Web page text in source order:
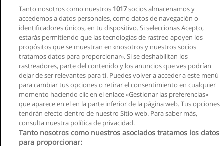
Tanto nosotros como nuestros 1017socios almacenamos y
accedemos a datos personales, como datos de navegación o
identificadores únicos, en tu dispositivo. Si seleccionas Acepto,
estarás permitiendo que las tecnologías de rastreo apoyen los
propósitos que se muestran en «nosotros y nuestros socios
tratamos datos para proporcionar». Si se deshabilitan los
rastreadores, parte del contenido y los anuncios que ves podrían
dejar de ser relevantes para ti. Puedes volver a acceder a este menú
para cambiar tus opciones o retirar el consentimiento en cualquier
momento haciendo clic en el enlace «Gestionar las preferencias»
que aparece en el en la parte inferior de la página web. Tus opciones
tendrán efecto dentro de nuestro Sitio web. Para saber más,
consulta nuestra política de privacidad.
Tanto nosotros como nuestros asociados tratamos los datos
para proporcionar: